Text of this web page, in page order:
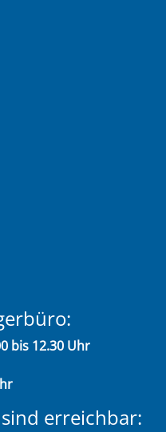
bis 12.30 Uhr
erreichbar: